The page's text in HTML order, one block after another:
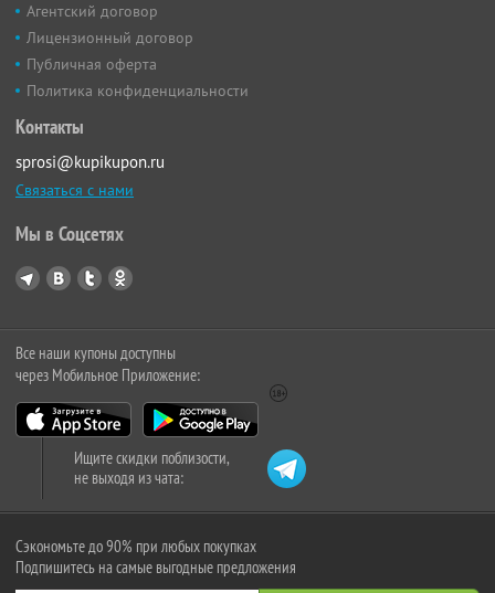
Агентский договор
Лицензионный договор
Публичная оферта
Политика конфиденциальности
Контакты
sprosi@kupikupon.ru
Связаться с нами
Мы в Соцсетях
Все наши купоны доступны
через Мобильное Приложение:
Ищите скидки поблизости,
не выходя из чата:
Сэкономьте до 90% при любых покупках
Подпишитесь на самые выгодные предложения